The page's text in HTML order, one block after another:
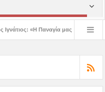
δείχνει τον δρόμο της